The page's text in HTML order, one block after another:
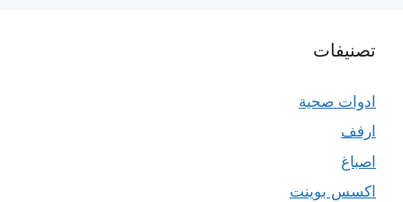
تصنيفات
ادوات صحية
ارفف
اصباغ
اكسس بوينت